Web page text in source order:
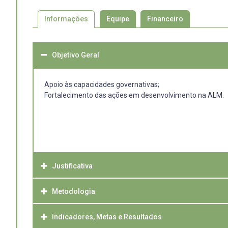
Informações Equipe Financeiro
Objetivo Geral
Apoio às capacidades governativas;
Fortalecimento das ações em desenvolvimento na ALM.
Justificativa
Apoio às capacidades governativas
A ALM como estrutura pública de apoio ao
Metodologia
Meta 1 - Fortalecimento Institucional da Agência da
Indicadores, Metas e Resultados